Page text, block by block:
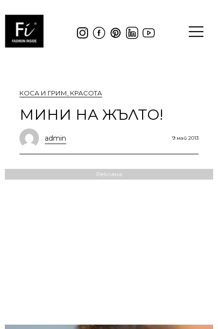
КОСА И ГРИМ КРАСОТА
МИНИ НА ЖЪЛТО!
admin 9 май 2013
Реклама